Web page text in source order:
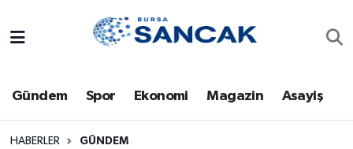
Gündem Spor Ekonomi Magazin Asayiş
HABERLER GÜNDEM
Bursa
Dünya
Trafik Durumu
Süper Lig Puan Durumu ve Fikstür